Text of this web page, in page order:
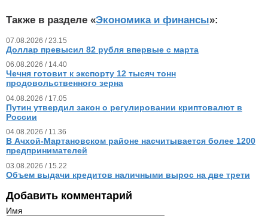
Также в разделе «Экономика и финансы»:
07.08.2026 / 23.15
Доллар превысил 82 рубля впервые с марта
06.08.2026 / 14.40
Чечня готовит к экспорту 12 тысяч тонн
продовольственного зерна
04.08.2026 / 17.05
Путин утвердил закон о регулировании криптовалют в
России
04.08.2026 / 11.36
В Ачхой-Мартановском районе насчитывается более 1200
предпринимателей
03.08.2026 / 15.22
Объем выдачи кредитов наличными вырос на две трети
Добавить комментарий
Имя